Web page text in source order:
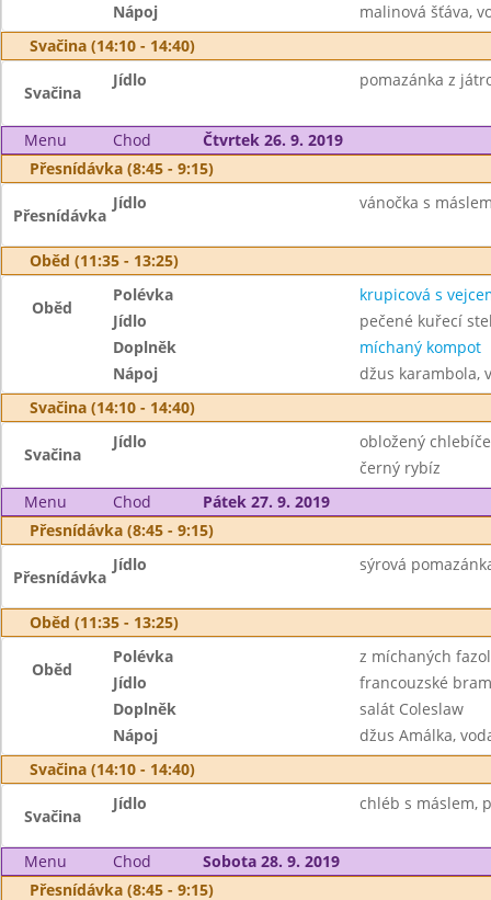
Nápoj
malinová šťáva,
Svačina (14:10 - 14:40)
Svačina
Jídlo pomazánka z
Menu Chod
Čtvrtek 26. 9. 2019
Přesnídávka (8:45 - 9:15)
Přesnídávka
Jídlo vánočka s
Oběd (11:35 - 13:25)
Oběd
Polévka
krupicová s
Jídlo
pečené kuřecí
Doplněk
míchaný kompot
Nápoj
džus karambola,
Svačina (14:10 - 14:40)
Svačina
Jídlo
obložený
černý rybíz
Menu
Chod
Pátek 27. 9. 2019
Přesnídávka (8:45 - 9:15)
Přesnídávka
Jídlo sýrová
Oběd (11:35 - 13:25)
Oběd
Polévka
z míchaných
Jídlo
francouzské
Doplněk
salát Coleslaw
Nápoj
džus Amálka,
Svačina (14:10 - 14:40)
Svačina
Jídlo chléb s máslem,
Menu Chod
Sobota 28. 9. 2019
Přesnídávka (8:45 - 9:15)